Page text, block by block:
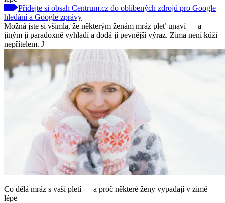
Přidejte si obsah Centrum.cz do oblíbených zdrojů pro Google
hledání a Google zprávy
Možná jste si všimla, že některým ženám mráz pleť unaví — a
jiným ji paradoxně vyhladí a dodá jí pevnější výraz. Zima není kůži
nepřítelem. J
Co dělá mráz s vaší pletí — a proč některé ženy vypadají v zimě
lépe